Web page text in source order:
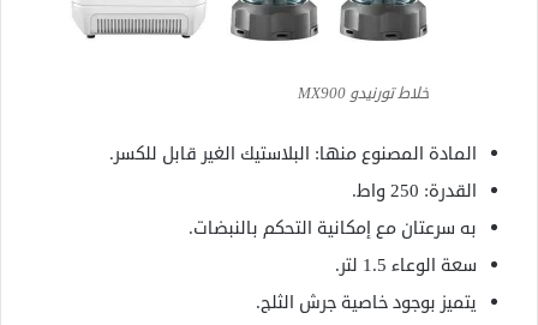
خلاط تورنيدو MX900
المادة المصنوع منها: البلاستيك الغير قابل للكسر.
القدرة: 250 واط.
به سرعتان مع إمكانية التحكم بالنبضات.
سعة الوعاء 1.5 لتر.
يتميز بوجود خاصية جرش الثلج.